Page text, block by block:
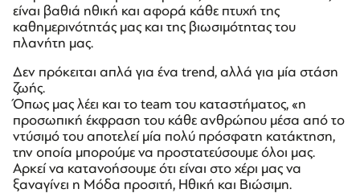
είναι βαθιά ηθική και αφορά κάθε πτυχή της
καθημερινότητάς μας και της βιωσιμότητας του
πλανήτη μας.
Δεν πρόκειται απλά για ένα trend, αλλά για μία στάση
ζωής.
Όπως μας λέει και το team του καταστήματος, «η
προσωπική έκφραση του κάθε ανθρώπου μέσα από το
ντύσιμό του αποτελεί μία πολύ πρόσφατη κατάκτηση,
την οποία μπορούμε να προστατεύσουμε όλοι μας.
Αρκεί να κατανοήσουμε ότι είναι στο χέρι μας να
ξαναγίνει η Μόδα προσιτή, Ηθική και Βιώσιμη.